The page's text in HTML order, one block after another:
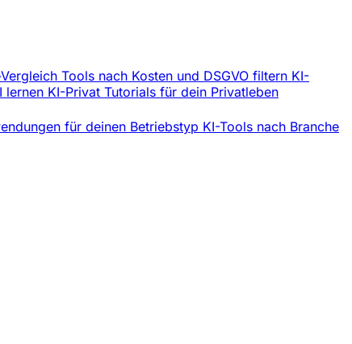
Tools nach Kosten und DSGVO filtern KI-
lernen KI-Privat Tutorials für dein Privatleben
für deinen Betriebstyp KI-Tools nach Branche